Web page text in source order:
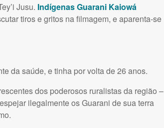
Jusu. Indígenas Guarani Kaiowá
tiros e gritos na filmagem, e aparenta-se
da saúde, e tinha por volta de 26 anos.
dos poderosos ruralistas da região –
ilegalmente os Guarani de sua terra